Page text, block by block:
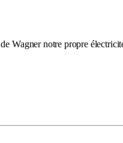
notre propre